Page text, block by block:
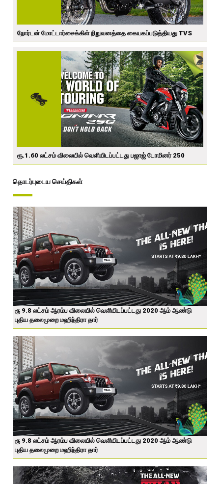
நோர்டன் மோட்டார்சைக்கிள் நிறுவனத்தை கையகப்படுத்தியது TVS
ரூ.1.60 லட்சம் விலையில் வெளியிடப்பட்டது பஜாஜ் டோமினர் 250
தொடர்புடைய செய்திகள்
ரூ 9.8 லட்சம் ஆரம்ப விலையில் வெளியிடப்பட்டது 2020 ஆம் ஆண்டு
புதிய தலைமுறை மஹிந்திரா தார்
ரூ 9.8 லட்சம் ஆரம்ப விலையில் வெளியிடப்பட்டது 2020 ஆம் ஆண்டு
புதிய தலைமுறை மஹிந்திரா தார்